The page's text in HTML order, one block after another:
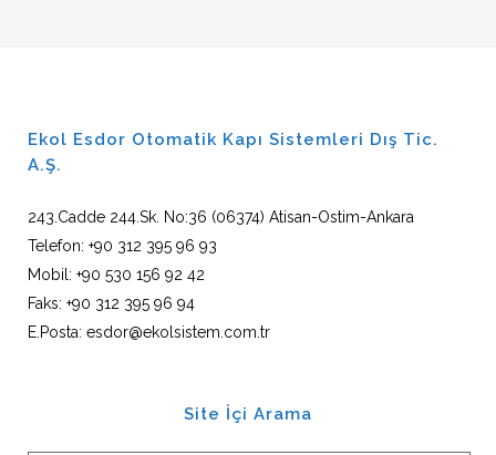
Ekol Esdor Otomatik Kapı Sistemleri Dış Tic.
A.Ş.
243.Cadde 244.Sk. No:36 (06374) Atisan-Ostim-Ankara
Telefon: +90 312 395 96 93
Mobil: +90 530 156 92 42
Faks: +90 312 395 96 94
E.Posta: esdor@ekolsistem.com.tr
Site İçi Arama